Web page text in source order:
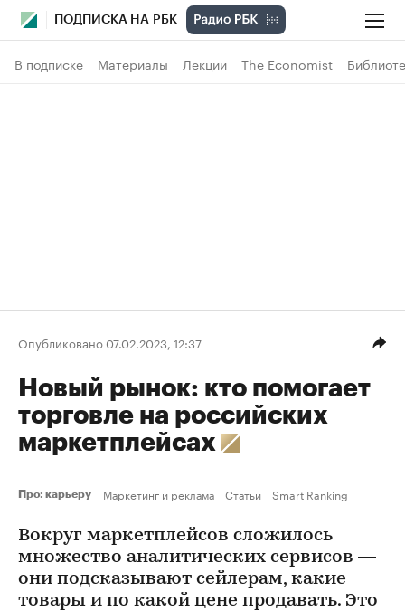
ПОДПИСКА НА РБК
В подписке Материалы Лекции The Economist
Опубликовано 07.02.2023, 12:37
Новый рынок: кто помогает
торговле на российских
маркетплейсах
Про: карьеру Маркетинг и реклама Статьи Smart Ranking
Вокруг маркетплейсов сложилось
множество аналитических сервисов —
они подсказывают сейлерам, какие
товары и по какой цене продавать. Это